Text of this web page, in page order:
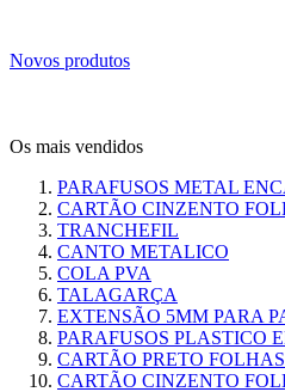
Novos produtos
Os mais vendidos
PARAFUSOS METAL
CARTÃO CINZENTO
TRANCHEFIL
CANTO METALICO
COLA PVA
TALAGARÇA
EXTENSÃO 5MM PARA
PARAFUSOS PLASTICO
CARTÃO PRETO
CARTÃO CINZENTO